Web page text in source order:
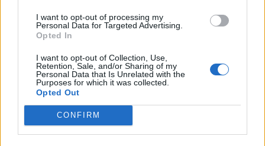
I want to opt-out of processing my
Personal Data for Targeted Advertising.
Opted In
I want to opt-out of Collection, Use,
Retention, Sale, and/or Sharing of my
Personal Data that Is Unrelated with the
Purposes for which it was collected.
Opted Out
CONFIRM